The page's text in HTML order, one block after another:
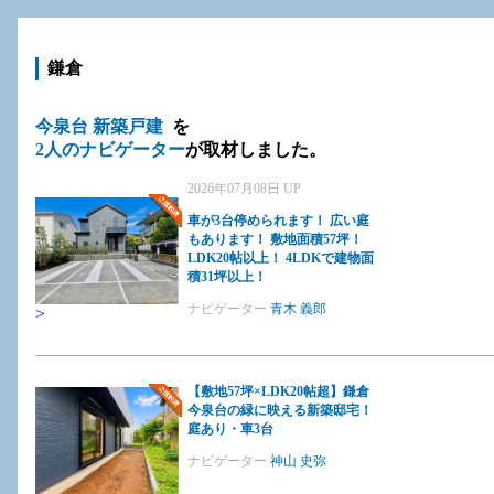
鎌倉
今泉台 新築戸建 を
2人のナビゲーターが取材しました。
>
2026年07月08日 UP
車が3台停められます！ 広い庭
もあります！ 敷地面積57坪！
LDK20帖以上！ 4LDKで建物面
積31坪以上！
ナビゲーター 青木 義郎
【敷地57坪×LDK20帖超】鎌倉
今泉台の緑に映える新築邸宅！
庭あり・車3台
ナビゲーター 神山 史弥